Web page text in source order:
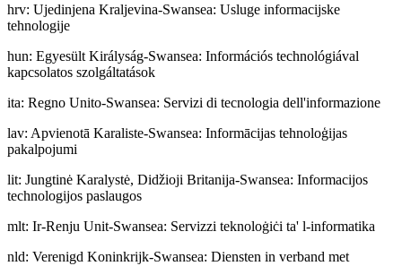
hrv: Ujedinjena Kraljevina-Swansea: Usluge informacijske
tehnologije
hun: Egyesült Királyság-Swansea: Információs technológiával
kapcsolatos szolgáltatások
ita: Regno Unito-Swansea: Servizi di tecnologia dell'informazione
lav: Apvienotā Karaliste-Swansea: Informācijas tehnoloģijas
pakalpojumi
lit: Jungtinė Karalystė, Didžioji Britanija-Swansea: Informacijos
technologijos paslaugos
mlt: Ir-Renju Unit-Swansea: Servizzi teknoloġiċi ta' l-informatika
nld: Verenigd Koninkrijk-Swansea: Diensten in verband met